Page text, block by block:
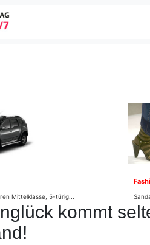
Mittelklasse, 5-türig...
kommt